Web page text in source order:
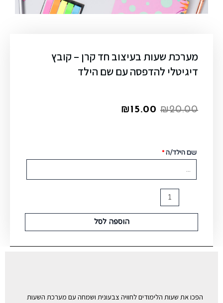
מערכת שעות בעיצוב חד קרן – קובץ
דיגיטלי להדפסה עם שם הילד
₪20.00
₪ 15.00
שם הילד/ה*
הוספה לסל
הפכו את שעות הלימודים לחוויה צבעונית ושמחה עם מערכת השעות